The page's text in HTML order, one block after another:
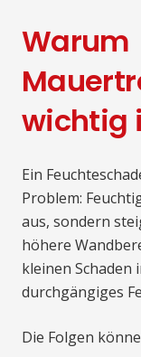
Warum
wichtig
Ein
Problem:
aus, sondern
höhere
kleinen Schaden
durchgängiges
Die Folgen